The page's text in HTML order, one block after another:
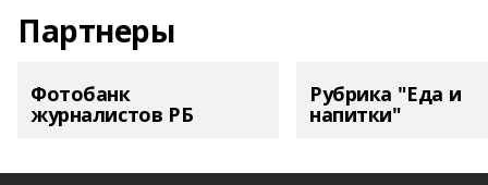
Партнеры
Фотобанк
журналистов РБ
Рубрика "Еда и
напитки"